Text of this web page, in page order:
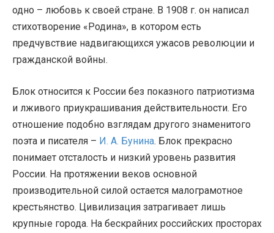
одно – любовь к своей стране. В 1908 г. он написал
стихотворение «Родина», в котором есть
предчувствие надвигающихся ужасов революции и
гражданской войны.
Блок относится к России без показного патриотизма
и лживого приукрашивания действительности. Его
отношение подобно взглядам другого знаменитого
поэта и писателя – И. А. Бунина. Блок прекрасно
понимает отсталость и низкий уровень развития
России. На протяжении веков основной
производительной силой остается малограмотное
крестьянство. Цивилизация затрагивает лишь
крупные города. На бескрайних российских просторах